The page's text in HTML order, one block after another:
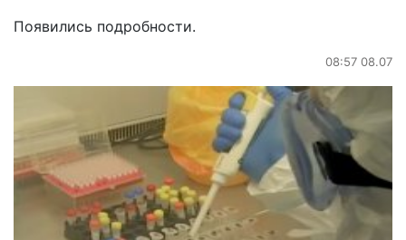
Появились подробности.
08:57 08.07